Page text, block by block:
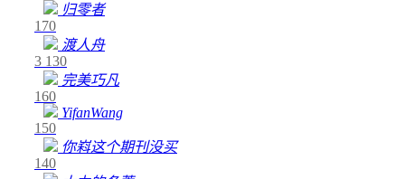
归零者
170
渡人舟
3 130
完美巧凡
160
YifanWang
150
你嵙这个期刊没买
140